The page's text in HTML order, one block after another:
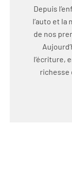
Depuis
l’auto et la
de nos
l’écriture,
richesse